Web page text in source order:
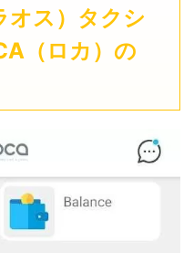
オス）タクシ
（ロカ）の